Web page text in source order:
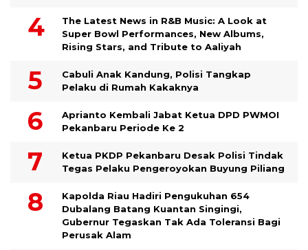
The Latest News in R&B Music: A Look at
Super Bowl Performances, New Albums,
Rising Stars, and Tribute to Aaliyah
Cabuli Anak Kandung, Polisi Tangkap
Pelaku di Rumah Kakaknya
Aprianto Kembali Jabat Ketua DPD PWMOI
Pekanbaru Periode Ke 2
Ketua PKDP Pekanbaru Desak Polisi Tindak
Tegas Pelaku Pengeroyokan Buyung Piliang
Kapolda Riau Hadiri Pengukuhan 654
Dubalang Batang Kuantan Singingi,
Gubernur Tegaskan Tak Ada Toleransi Bagi
Perusak Alam